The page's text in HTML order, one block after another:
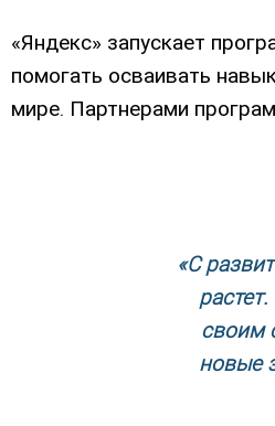
«Яндекс» запускает
помогать осваивать
мире. Партнерами
«С
своим
новые